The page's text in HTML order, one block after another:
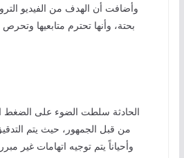
وأضافت أن الهدف من الفيديو
بحتة، وأنها تحترم متابعيها
الحادثة سلطت الضوء على الضغط
من قبل الجمهور، حيث يتم
وأحياناً يتم توجيه اتهامات غير